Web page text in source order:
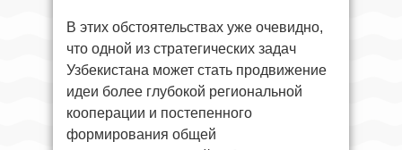
В этих обстоятельствах уже очевидно,
что одной из стратегических задач
Узбекистана может стать продвижение
идеи более глубокой региональной
кооперации и постепенного
формирования общей